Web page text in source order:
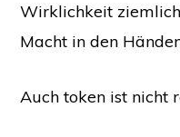
Wirklichkeit
Macht in den
Auch token ist nicht